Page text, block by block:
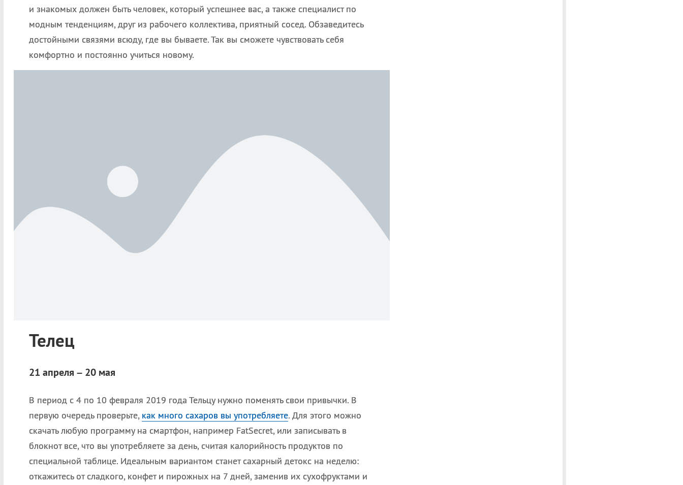
и знакомых должен быть человек, который успешнее вас, а также специалист по
модным тенденциям, друг из рабочего коллектива, приятный сосед. Обзаведитесь
достойными связями всюду, где вы бываете. Так вы сможете чувствовать себя
комфортно и постоянно учиться новому.
Телец
21 апреля – 20 мая
В период с 4 по 10 февраля 2019 года Тельцу нужно поменять свои привычки. В
первую очередь проверьте, как много сахаров вы употребляете. Для этого можно
скачать любую программу на смартфон, например FatSecret, или записывать в
блокнот все, что вы употребляете за день, считая калорийность продуктов по
специальной таблице. Идеальным вариантом станет сахарный детокс на неделю:
откажитесь от сладкого, конфет и пирожных на 7 дней, заменив их сухофруктами и